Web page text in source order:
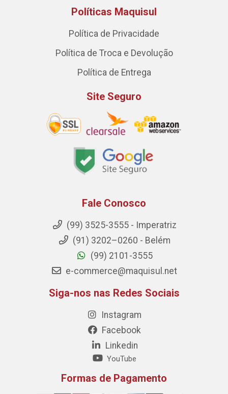
Políticas Maquisul
Política de Privacidade
Política de Troca e Devolução
Política de Entrega
Site Seguro
Fale Conosco
(99) 3525-3555 - Imperatriz
(91) 3202–0260 - Belém
(99) 2101-3555
e-commerce@maquisul.net
Siga-nos nas Redes Sociais
Instagram
Facebook
Linkedin
YouTube
Formas de Pagamento